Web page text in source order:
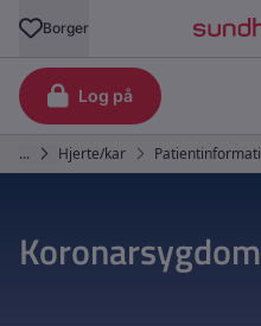
Koronarsygdom